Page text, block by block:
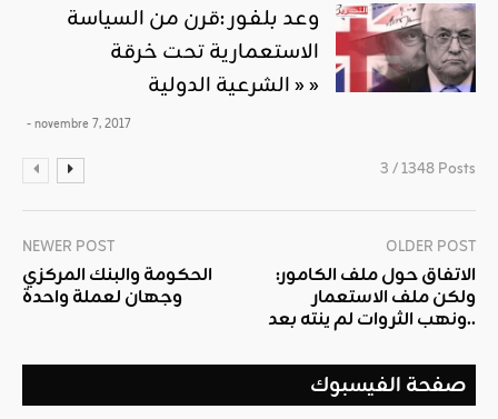
وعد بلفور :قرن من السياسة
الاستعمارية تحت خرقة
« الشرعية الدولية »
- novembre 7, 2017
3 / 1348 Posts
NEWER POST
الحكومة والبنك المركزي
وجهان لعملة واحدة
OLDER POST
الاتفاق حول ملف الكامور:
ولكن ملف الاستعمار
ونهب الثروات لم ينته بعد..
صفحة الفيسبوك